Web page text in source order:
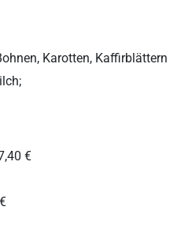
Karotten, Kaffirblättern
€